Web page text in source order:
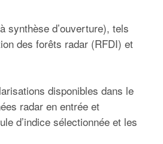
synthèse d’ouverture), tels
des forêts radar (RFDI) et
disponibles dans le
radar en entrée et
d’indice sélectionnée et les